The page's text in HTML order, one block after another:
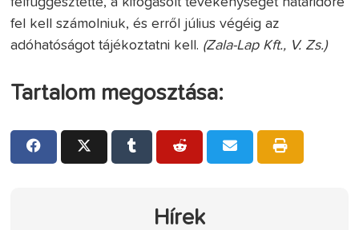
fel kell számolniuk, és erről július végéig az
adóhatóságot tájékoztatni kell. (Zala-Lap Kft., V. Zs.)
Tartalom megosztása:
Hírek